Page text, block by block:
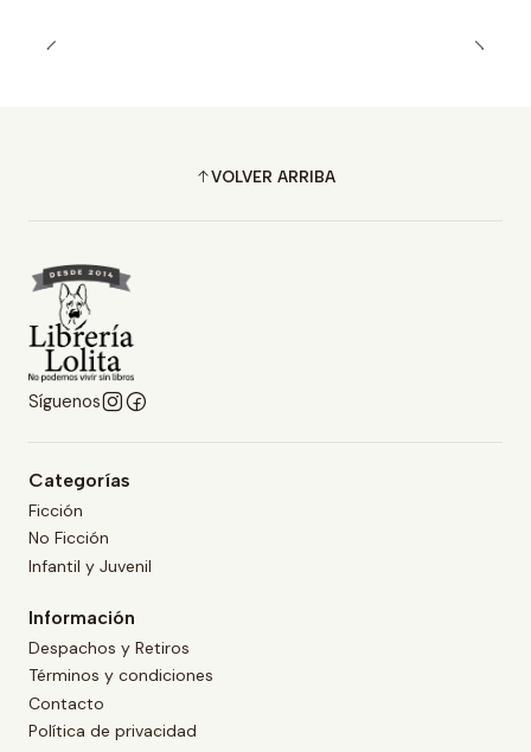
VOLVER ARRIBA
Síguenos
Categorías
Ficción
No Ficción
Infantil y Juvenil
Información
Despachos y Retiros
Términos y condiciones
Contacto
Política de privacidad